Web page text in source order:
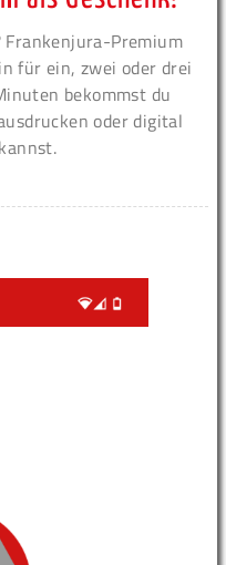
Frankenjura-Premium
für ein, zwei oder drei
bekommst du
oder digital